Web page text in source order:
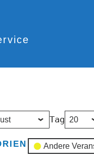
Tag
Andere